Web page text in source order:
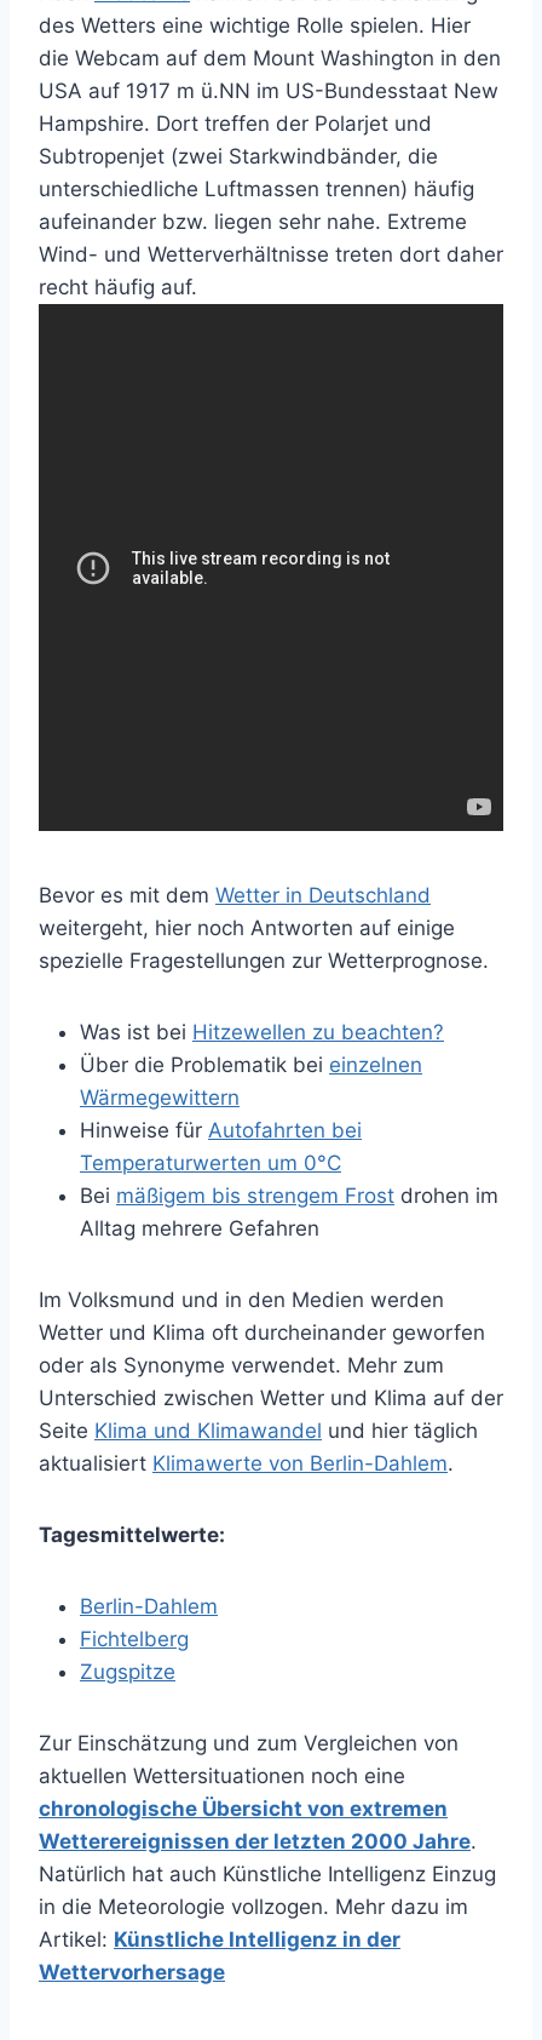
des Wetters eine wichtige Rolle spielen. Hier
die Webcam auf dem Mount Washington in den
USA auf 1917 m ü.NN im US-Bundesstaat New
Hampshire. Dort treffen der Polarjet und
Subtropenjet (zwei Starkwindbänder, die
unterschiedliche Luftmassen trennen) häufig
aufeinander bzw. liegen sehr nahe. Extreme
Wind- und Wetterverhältnisse treten dort daher
recht häufig auf.
Bevor es mit dem Wetter in Deutschland
weitergeht, hier noch Antworten auf einige
spezielle Fragestellungen zur Wetterprognose.
Was ist bei Hitzewellen zu beachten?
Über die Problematik bei einzelnen
Wärmegewittern
Hinweise für Autofahrten bei
Temperaturwerten um 0°C
Bei mäßigem bis strengem Frost drohen im
Alltag mehrere Gefahren
Im Volksmund und in den Medien werden
Wetter und Klima oft durcheinander geworfen
oder als Synonyme verwendet. Mehr zum
Unterschied zwischen Wetter und Klima auf der
Seite Klima und Klimawandel und hier täglich
aktualisiert Klimawerte von Berlin-Dahlem.
Tagesmittelwerte:
Berlin-Dahlem
Fichtelberg
Zugspitze
Zur Einschätzung und zum Vergleichen von
aktuellen Wettersituationen noch eine
chronologische Übersicht von extremen
Wetterereignissen der letzten 2000 Jahre.
Natürlich hat auch Künstliche Intelligenz Einzug
in die Meteorologie vollzogen. Mehr dazu im
Artikel: Künstliche Intelligenz in der
Wettervorhersage